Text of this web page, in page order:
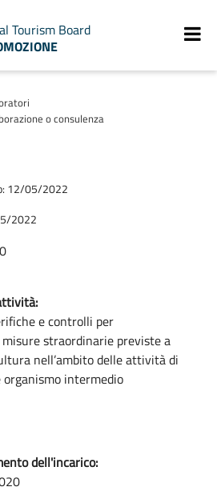
Tourism Board
o consulenza
12/05/2022
2022
e controlli per
straordinarie previste a
nell’ambito delle attività di
organismo intermedio
dell'incarico: